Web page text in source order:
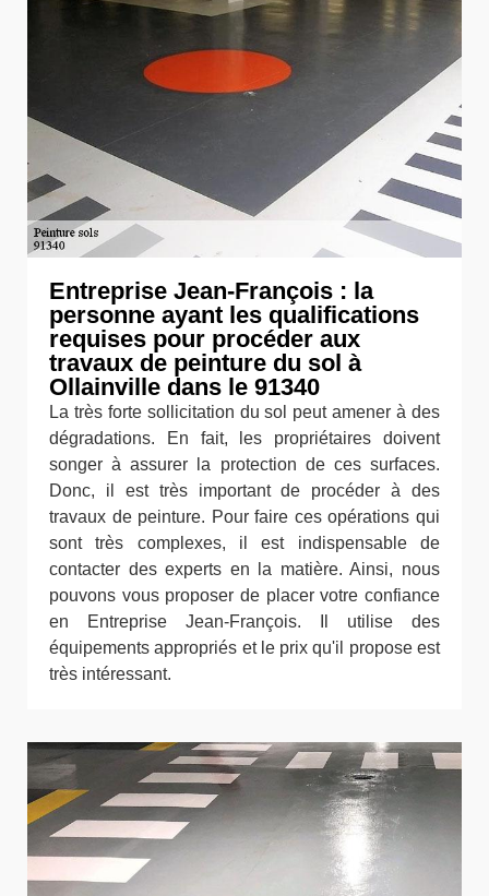
Entreprise Jean-François : la
personne ayant les qualifications
requises pour procéder aux
travaux de peinture du sol à
Ollainville dans le 91340
La très forte sollicitation du sol peut amener à des
dégradations. En fait, les propriétaires doivent
songer à assurer la protection de ces surfaces.
Donc, il est très important de procéder à des
travaux de peinture. Pour faire ces opérations qui
sont très complexes, il est indispensable de
contacter des experts en la matière. Ainsi, nous
pouvons vous proposer de placer votre confiance
en Entreprise Jean-François. Il utilise des
équipements appropriés et le prix qu'il propose est
très intéressant.